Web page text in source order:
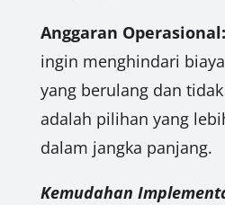
Anggaran Operasional:
ingin menghindari
yang berulang dan
adalah pilihan yang
dalam jangka panjang.
Kemudahan